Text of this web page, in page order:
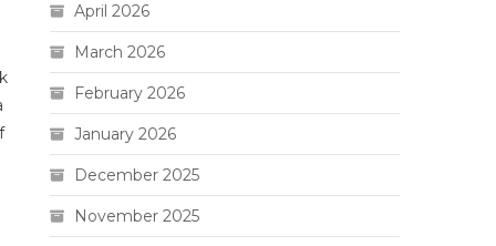
April 2026
March 2026
February 2026
January 2026
December 2025
November 2025